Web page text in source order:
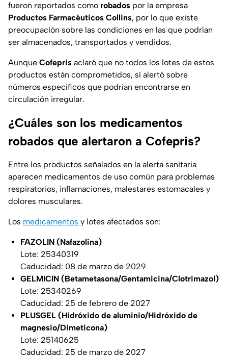
fueron reportados como robados por la empresa
Productos Farmacéuticos Collins, por lo que existe
preocupación sobre las condiciones en las que podrían
ser almacenados, transportados y vendidos.
Aunque Cofepris aclaró que no todos los lotes de estos
productos están comprometidos, sí alertó sobre
números específicos que podrían encontrarse en
circulación irregular.
¿Cuáles son los medicamentos
robados que alertaron a Cofepris?
Entre los productos señalados en la alerta sanitaria
aparecen medicamentos de uso común para problemas
respiratorios, inflamaciones, malestares estomacales y
dolores musculares.
Los medicamentos y lotes afectados son:
FAZOLIN (Nafazolina)
Lote: 25340319
Caducidad: 08 de marzo de 2029
GELMICIN (Betametasona/Gentamicina/Clotrimazol)
Lote: 25340269
Caducidad: 25 de febrero de 2027
PLUSGEL (Hidróxido de aluminio/Hidróxido de
magnesio/Dimeticona)
Lote: 25140625
Caducidad: 25 de marzo de 2027